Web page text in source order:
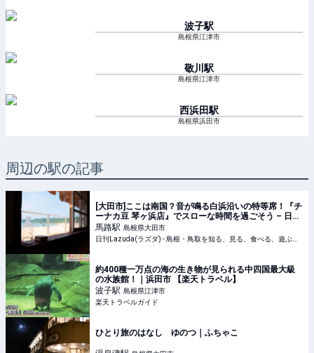
波子駅
島根県江津市
敬川 駅
島根県江津市
西浜田駅
島根県浜田市
周辺の駅の記事
[大田市]ここは南国？音が鳴る白浜沿いの特等席！『チ
ーナカ豆 琴ヶ浜店』でスローな時間を過ごそう – 日刊
Lazuda
馬路駅 島根県大田市
約400種一万点の海の生き物が見られる中四国最大級
の水族館！｜浜田市 【楽天トラベル】
波子駅 島根県江津市
楽天トラベルガイド
ひとり旅のはなし ゆのつ｜ふちゃこ